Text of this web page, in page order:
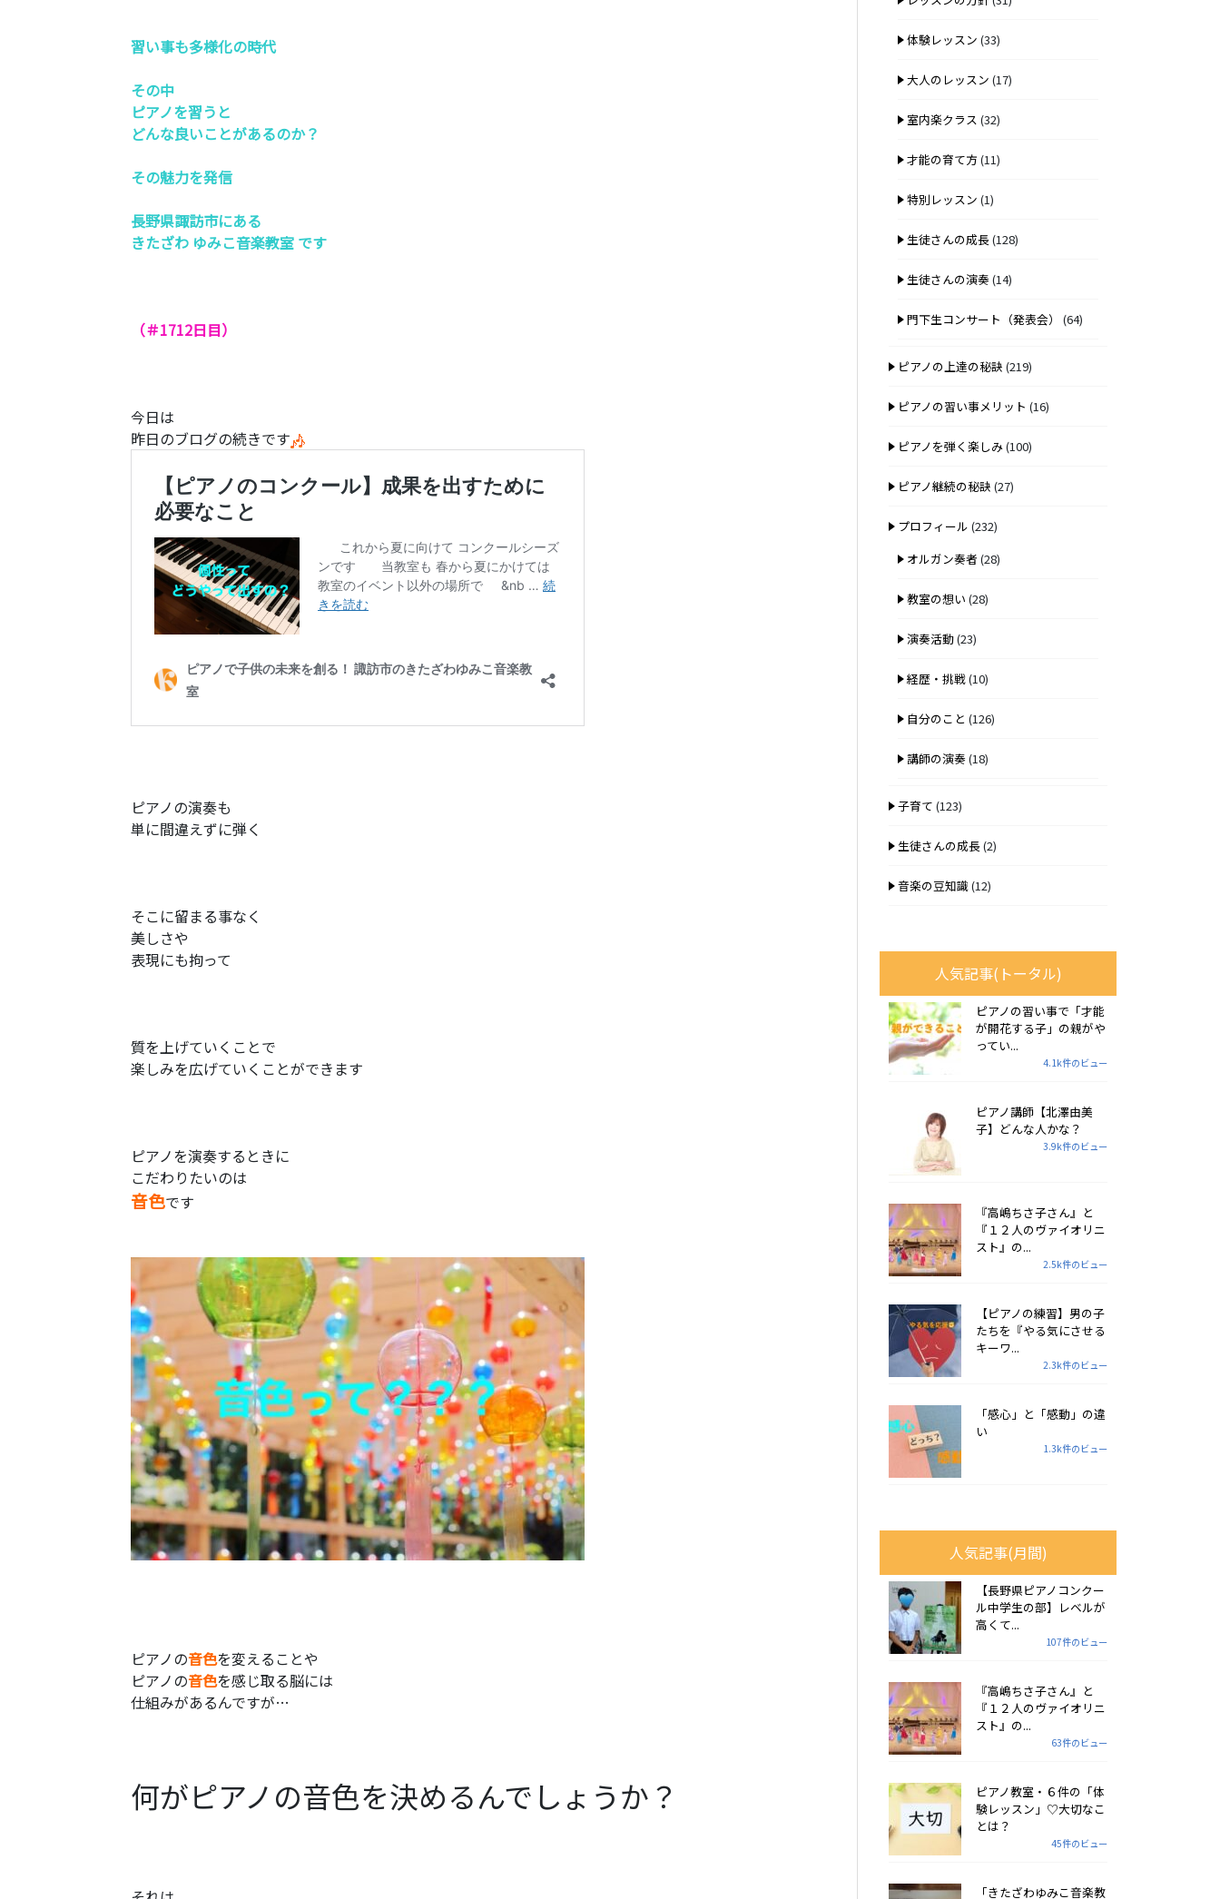
習い事も多様化の時代
その中
ピアノを習うと
どんな良いことがあるのか？
その魅力を発信
長野県諏訪市にある
きたざわ ゆみこ音楽教室 です
（＃1712日目）
今日は
昨日のブログの続きです
ピアノの演奏も
単に間違えずに弾く
そこに留まる事なく
美しさや
表現にも拘って
質を上げていくことで
楽しみを広げていくことができます
ピアノを演奏するときに
こだわりたいのは
音色です
ピアノの音色を変えることや
ピアノの音色を感じ取る脳には
仕組みがあるんですが…
何がピアノの音色を決めるんでしょうか？
体験レッスン (33)
大人のレッスン (17)
室内楽クラス (32)
才能の育て方 (11)
特別レッスン (1)
生徒さんの成長(128)
生徒さんの演奏(14)
門下生コンサート（発表会） (64)
ピアノの上達の秘訣 (219)
ピアノの習い事メリット (16)
ピアノを弾く楽しみ(100)
ピアノ継続の秘訣 (27)
プロフィール (232)
オルガン奏者 (28)
教室の想い (28)
演奏活動(23)
経歴・挑戦(10)
自分のこと (126)
講師の演奏(18)
子育て (123)
生徒さんの成長(2)
音楽の豆知識(12)
人気記事(トータル)
ピアノの習い事で「才能
が開花する子」の親がや
ってい...
4.1k件のビュー
ピアノ講師【北澤由美
子】どんな人かな？
3.9k件のビュー
『高嶋ちさ子さん』と
『１２人のヴァイオリニ
スト』の...
2.5k件のビュー
【ピアノの練習】男の子
たちを『やる気にさせる
キーワ...
2.3k件のビュー
「感心」と「感動」の違
い
1.3k件のビュー
人気記事(月間)
【長野県ピアノコンクー
ル中学生の部】レベルが
高くて...
107件のビュー
『高嶋ちさ子さん』と
『１２人のヴァイオリニ
スト』の...
63件のビュー
ピアノ教室・６件の「体
験レッスン」♡大切なこ
とは？
45件のビュー
「きたざわゆみこ音楽教